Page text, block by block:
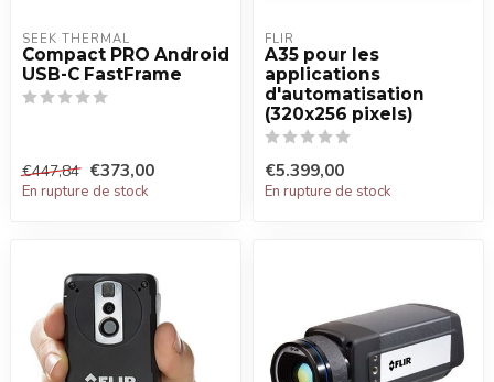
SEEK THERMAL
Compact PRO Android
USB-C FastFrame
€447,84 €373,00
En rupture de stock
FLIR
A35 pour les
applications
d'automatisation
(320x256 pixels)
€5.399,00
En rupture de stock